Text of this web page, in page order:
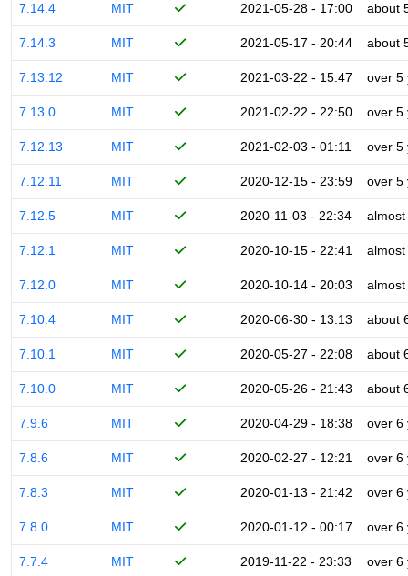
7.14.4 MIT 2021-05-28 - 17:00 about
7.14.3 MIT 2021-05-17 - 20:44 about
7.13.12 MIT 2021-03-22 - 15:47 over 5
7.13.0 MIT 2021-02-22 - 22:50 over 5
7.12.13 MIT 2021-02-03 - 01:11 over 5
7.12.11 MIT 2020-12-15 - 23:59 over 5
7.12.5 MIT 2020-11-03 - 22:34
7.12.1 MIT 2020-10-15 - 22:41
7.12.0 MIT 2020-10-14 - 20:03
7.10.4 MIT 2020-06-30 - 13:13 about
7.10.1 MIT 2020-05-27 - 22:08 about
7.10.0 MIT 2020-05-26 - 21:43 about
7.9.6 MIT 2020-04-29 - 18:38 over 6
7.8.6 MIT 2020-02-27 - 12:21 over 6
7.8.3 MIT 2020-01-13 - 21:42 over 6
7.8.0 MIT 2020-01-12 - 00:17 over 6
7.7.4 MIT 2019-11-22 - 23:33 over 6